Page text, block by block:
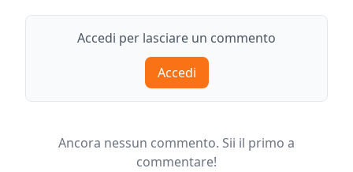
Accedi per lasciare un commento
Accedi
Ancora nessun commento. Sii il primo a
commentare!